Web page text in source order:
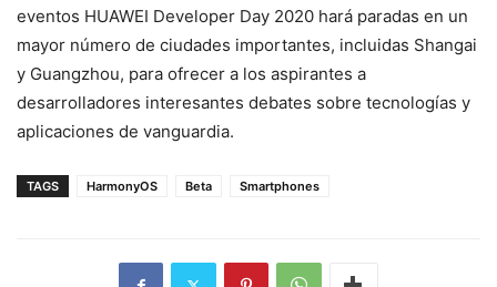
eventos HUAWEI Developer Day 2020 hará paradas en un
mayor número de ciudades importantes, incluidas Shangai
y Guangzhou, para ofrecer a los aspirantes a
desarrolladores interesantes debates sobre tecnologías y
aplicaciones de vanguardia.
TAGS HarmonyOS Beta Smartphones